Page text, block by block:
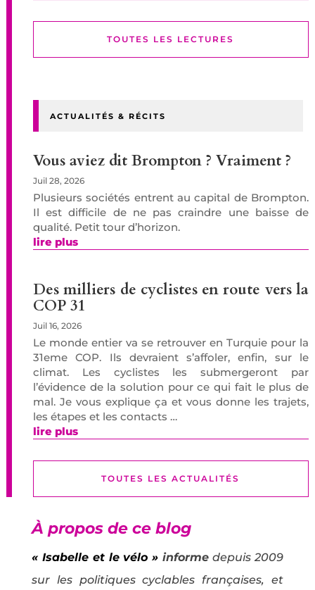
TOUTES LES LECTURES
ACTUALITÉS & RÉCITS
Vous aviez dit Brompton ? Vraiment ?
Juil 28, 2026
Plusieurs sociétés entrent au capital de Brompton.
Il est difficile de ne pas craindre une baisse de
qualité. Petit tour d’horizon.
lire plus
Des milliers de cyclistes en route vers la
COP 31
Juil 16, 2026
Le monde entier va se retrouver en Turquie pour la
31eme COP. Ils devraient s’affoler, enfin, sur le
climat. Les cyclistes les submergeront par
l’évidence de la solution pour ce qui fait le plus de
mal. Je vous explique ça et vous donne les trajets,
les étapes et les contacts …
lire plus
TOUTES LES ACTUALITÉS
À propos de ce blog
« Isabelle et le vélo » informe depuis 2009
sur les politiques cyclables françaises, et